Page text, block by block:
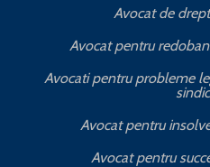
Avocat de
Avocat pentru
Avocati pentru probleme
Avocat pentru
Avocat pentru